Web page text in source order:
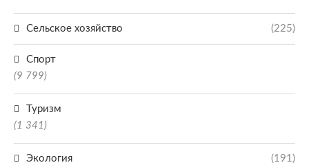
Сельское хозяйство (225)
Спорт
(9 799)
Туризм
(1 341)
Экология (191)